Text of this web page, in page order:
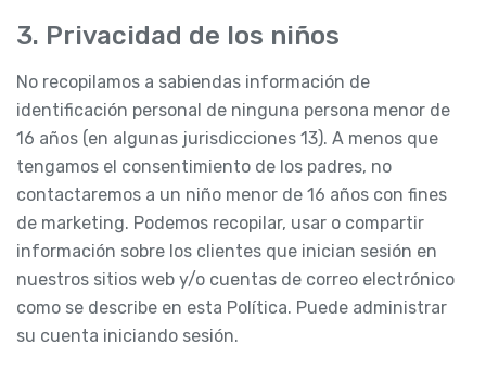
3. Privacidad de los niños
No recopilamos a sabiendas información de
identificación personal de ninguna persona menor de
16 años (en algunas jurisdicciones 13). A menos que
tengamos el consentimiento de los padres, no
contactaremos a un niño menor de 16 años con fines
de marketing. Podemos recopilar, usar o compartir
información sobre los clientes que inician sesión en
nuestros sitios web y/o cuentas de correo electrónico
como se describe en esta Política. Puede administrar
su cuenta iniciando sesión.